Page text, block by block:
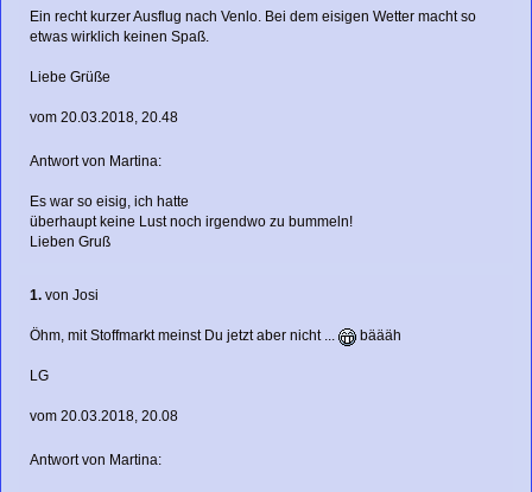
Ein recht kurzer Ausflug nach Venlo. Bei dem eisigen Wetter macht so
etwas wirklich keinen Spaß.
Liebe Grüße
vom 20.03.2018, 20.48
Antwort von Martina:
Es war so eisig, ich hatte
überhaupt keine Lust noch irgendwo zu bummeln!
Lieben Gruß
1. von Josi
Öhm, mit Stoffmarkt meinst Du jetzt aber nicht ... bäääh
LG
vom 20.03.2018, 20.08
Antwort von Martina: